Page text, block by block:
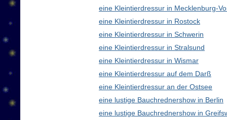
eine Kleintierdressur in Mecklenburg-
eine Kleintierdressur in Rostock
eine Kleintierdressur in Schwerin
eine Kleintierdressur in Stralsund
eine Kleintierdressur in Wismar
eine Kleintierdressur auf dem Darß
eine Kleintierdressur an der Ostsee
eine lustige Bauchrednershow in Berlin
eine lustige Bauchrednershow in